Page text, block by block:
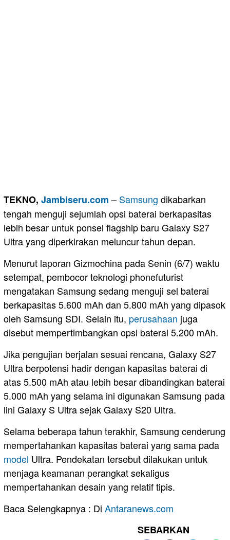
TEKNO, Jambiseru.com – Samsung dikabarkan
tengah menguji sejumlah opsi baterai berkapasitas
lebih besar untuk ponsel flagship baru Galaxy S27
Ultra yang diperkirakan meluncur tahun depan.
Menurut laporan Gizmochina pada Senin (6/7) waktu
setempat, pembocor teknologi phonefuturist
mengatakan Samsung sedang menguji sel baterai
berkapasitas 5.600 mAh dan 5.800 mAh yang dipasok
oleh Samsung SDI. Selain itu, perusahaan juga
disebut mempertimbangkan opsi baterai 5.200 mAh.
Jika pengujian berjalan sesuai rencana, Galaxy S27
Ultra berpotensi hadir dengan kapasitas baterai di
atas 5.500 mAh atau lebih besar dibandingkan baterai
5.000 mAh yang selama ini digunakan Samsung pada
lini Galaxy S Ultra sejak Galaxy S20 Ultra.
Selama beberapa tahun terakhir, Samsung cenderung
mempertahankan kapasitas baterai yang sama pada
model Ultra. Pendekatan tersebut dilakukan untuk
menjaga keamanan perangkat sekaligus
mempertahankan desain yang relatif tipis.
Baca Selengkapnya : Di Antaranews.com
SEBARKAN